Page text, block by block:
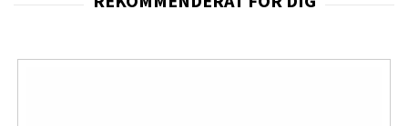
tillsammans med1 ms MPRT minimerar